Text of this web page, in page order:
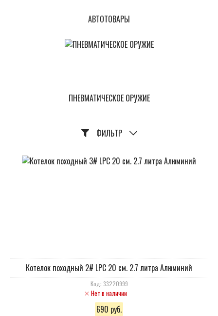
АВТОТОВАРЫ
ПНЕВМАТИЧЕСКОЕ ОРУЖИЕ
ФИЛЬТР
Котелок походный 2# LPC 20 см. 2.7 литра Алюминий
Код: 33220999
Нет в наличии
690 руб.